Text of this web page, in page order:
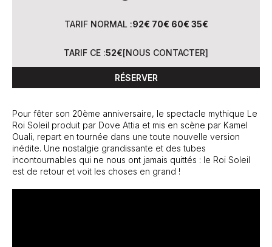
Pour fêter son 20ème anniversaire, le spectacle mythique Le
Roi Soleil produit par Dove Attia et mis en scène par Kamel
Ouali, repart en tournée dans une toute nouvelle version
inédite. Une nostalgie grandissante et des tubes
incontournables qui ne nous ont jamais quittés : le Roi Soleil
est de retour et voit les choses en grand !
TARIF NORMAL :92€ 70€ 60€ 35€
TARIF CE :52€[NOUS CONTACTER]
RÉSERVER